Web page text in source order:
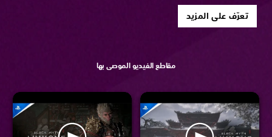
تعرّف على المزيد
مقاطع الفيديو الموصى بها